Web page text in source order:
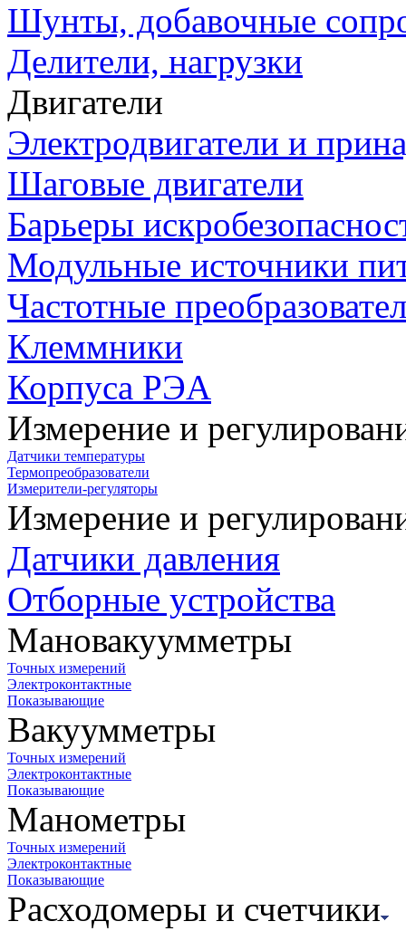
Шунты, добавочные
Делители, нагрузки
Двигатели
Электродвигатели и
Шаговые двигатели
Барьеры
Модульные источники
Частотные
Клеммники
Корпуса РЭА
Измерение и
Датчики температуры
Термопреобразователи
Измерители-регуляторы
Измерение и
Датчики давления
Отборные устройства
Мановакуумметры
Точных измерений
Электроконтактные
Показывающие
Вакуумметры
Точных измерений
Электроконтактные
Показывающие
Манометры
Точных измерений
Электроконтактные
Показывающие
Расходомеры и счетчики